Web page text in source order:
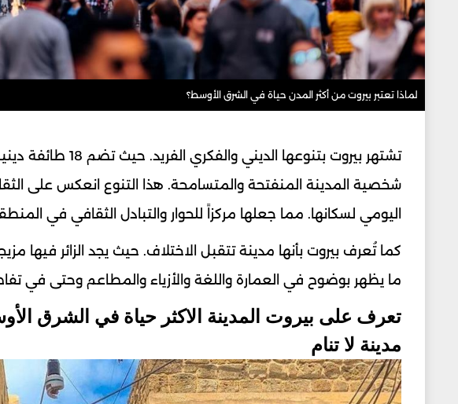
لماذا تعتبر بيروت من أكثر المدن حياة في الشرق الأوسط؟
تشتهر بيروت
شخصية المدينة المنفتحة والمتسامحة. هذا التنوع انعكس على
اليومي لسكانها. مما جعلها مركزاً للحوار والتبادل الثقافي في
كما تُعرف بيروت بأنها مدينة تتقبل الاختلاف. حيث يجد الزائر فيها
ما يظهر بوضوح في العمارة واللغة والأزياء والمطاعم وحتى في
تعرف على بيروت المدينة الاكثر حياة في الشرق
مدينة لا تنام